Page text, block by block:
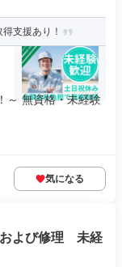
支援あり！
～ 無資格・未経験
気になる
および修理 未経